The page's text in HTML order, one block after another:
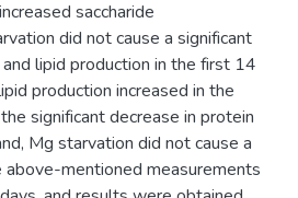
saccharide
did not cause a significant
lipid production in the first 14
production increased in the
significant decrease in protein
Mg starvation did not cause a
above-mentioned measurements